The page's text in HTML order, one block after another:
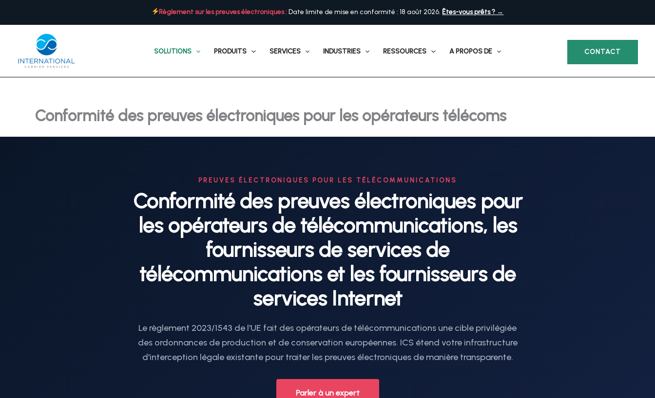
Règlement sur les preuves électroniques :Date limite de mise en conformité : 18 août 2026. Êtes-vous prêts ? →
SOLUTIONS PRODUITS SERVICES INDUSTRIES RESSOURCES A PROPOS DE CONTACT
Conformité des preuves électroniques pour les opérateurs télécoms
PREUVES ÉLECTRONIQUES POUR LES TÉLÉCOMMUNICATIONS
Conformité des preuves électroniques pour
les opérateurs de télécommunications, les
fournisseurs de services de
télécommunications et les fournisseurs de
services Internet
Le règlement 2023/1543 de l'UE fait des opérateurs de télécommunications une cible privilégiée
des ordonnances de production et de conservation européennes. ICS étend votre infrastructure
d'interception légale existante pour traiter les preuves électroniques de manière transparente.
Parler à un expert